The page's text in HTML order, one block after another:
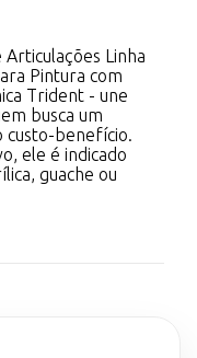
Linha
Pintura com
Trident - une
busca um
custo-benefício.
ele é indicado
guache ou